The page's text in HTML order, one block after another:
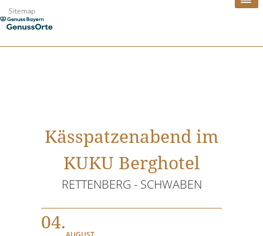
Zum
Inhalt
Sitemap
Kässpatzenabend im
KUKU Berghotel
RETTENBERG - SCHWABEN
04.